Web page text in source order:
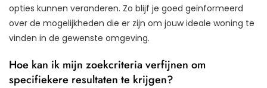
opties kunnen veranderen. Zo blijf je goed geïnformeerd
over de mogelijkheden die er zijn om jouw ideale woning te
vinden in de gewenste omgeving.
Hoe kan ik mijn zoekcriteria verfijnen om
specifiekere resultaten te krijgen?